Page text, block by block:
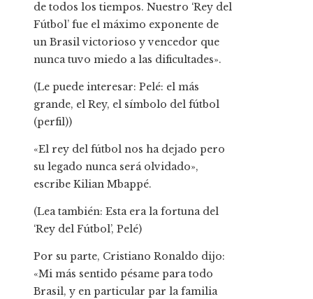
de todos los tiempos. Nuestro ‘Rey del
Fútbol’ fue el máximo exponente de
un Brasil victorioso y vencedor que
nunca tuvo miedo a las dificultades».
(Le puede interesar: Pelé: el más
grande, el Rey, el símbolo del fútbol
(perfil))
«El rey del fútbol nos ha dejado pero
su legado nunca será olvidado»,
escribe Kilian Mbappé.
(Lea también: Esta era la fortuna del
‘Rey del Fútbol’, Pelé)
Por su parte, Cristiano Ronaldo dijo:
«Mi más sentido pésame para todo
Brasil, y en particular par la familia